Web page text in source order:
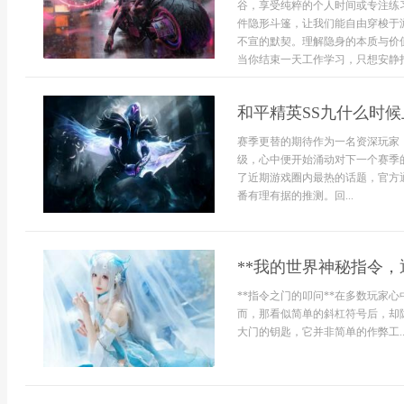
谷，享受纯粹的个人时间或专注
件隐形斗篷，让我们能自由穿梭
不宣的默契。理解隐身的本质与
当你结束一天工作学习，只想安静
和平精英SS九什么时
赛季更替的期待作为一名资深玩
级，心中便开始涌动对下一个赛
了近期游戏圈内最热的话题，官
番有理有据的推测。回...
**我的世界神秘指令
**指令之门的叩问**在多数玩家心
而，那看似简单的斜杠符号后，
大门的钥匙，它并非简单的作弊工